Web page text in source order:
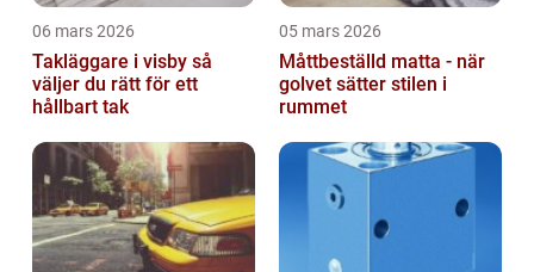
06 mars 2026
Takläggare i visby så
väljer du rätt för ett
hållbart tak
05 mars 2026
Måttbeställd matta - när
golvet sätter stilen i
rummet